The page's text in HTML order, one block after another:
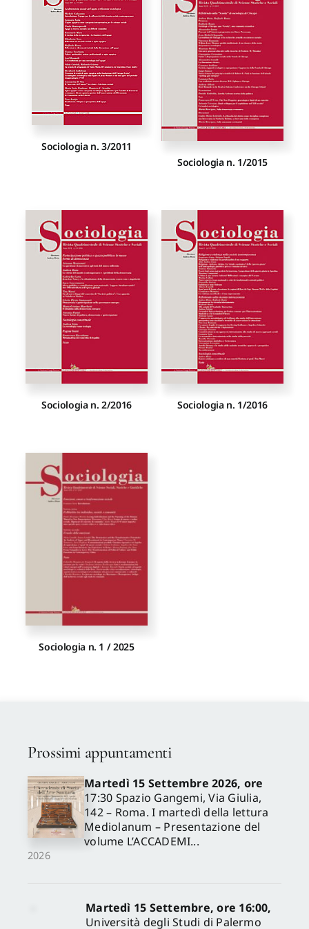
Proposte di pubblicazione
Gangemi Editore
Newsletter
Sociologia n. 3/2011
Sociologia n. 1/2015
Sociologia n. 2/2016 Sociologia n. 1/2016
Sociologia n. 1 / 2025
Prossimi appuntamenti
2026
Martedì 15 Settembre 2026, ore
17:30 Spazio Gangemi, Via Giulia,
142 – Roma. I martedì della lettura
Mediolanum – Presentazione del
volume L’ACCADEMI...
Martedì 15 Settembre, ore 16:00,
Università degli Studi di Palermo